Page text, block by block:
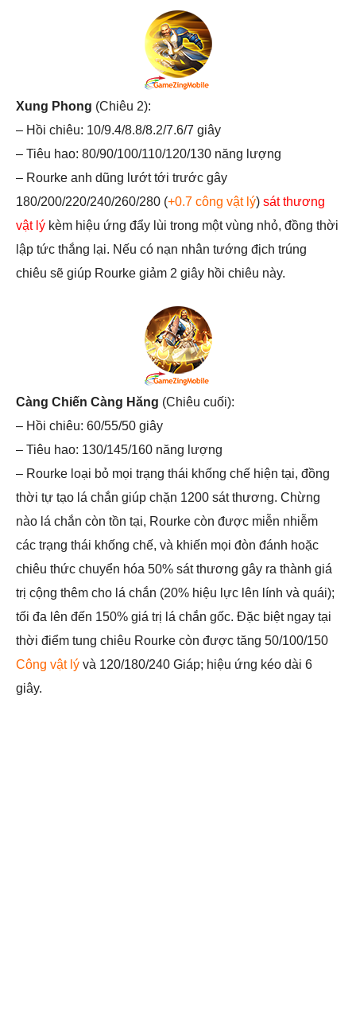
Xung Phong (Chiêu 2):
– Hồi chiêu: 10/9.4/8.8/8.2/7.6/7 giây
– Tiêu hao: 80/90/100/110/120/130 năng lượng
– Rourke anh dũng lướt tới trước gây
180/200/220/240/260/280 (+0.7 công vật lý) sát thương
vật lý kèm hiệu ứng đẩy lùi trong một vùng nhỏ, đồng thời
lập tức thắng lại. Nếu có nạn nhân tướng địch trúng
chiêu sẽ giúp Rourke giảm 2 giây hồi chiêu này.
Càng Chiến Càng Hăng (Chiêu cuối):
– Hồi chiêu: 60/55/50 giây
– Tiêu hao: 130/145/160 năng lượng
– Rourke loại bỏ mọi trạng thái khống chế hiện tại, đồng
thời tự tạo lá chắn giúp chặn 1200 sát thương. Chừng
nào lá chắn còn tồn tại, Rourke còn được miễn nhiễm
các trạng thái khống chế, và khiến mọi đòn đánh hoặc
chiêu thức chuyển hóa 50% sát thương gây ra thành giá
trị cộng thêm cho lá chắn (20% hiệu lực lên lính và quái);
tối đa lên đến 150% giá trị lá chắn gốc. Đặc biệt ngay tại
thời điểm tung chiêu Rourke còn được tăng 50/100/150
Công vật lý và 120/180/240 Giáp; hiệu ứng kéo dài 6
giây.